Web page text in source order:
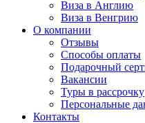
Виза в Англию
Виза в Венгрию
О компании
Отзывы
Способы оплаты
Подарочный
Вакансии
Туры в рассрочку
Персональные
Контакты